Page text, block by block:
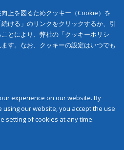
上を図るためクッキー（Cookie）を
ける」のリンクをクリックするか、引
とにより、弊社の「クッキーポリシ
す。なお、クッキーの設定はいつでも
experience on our website. By
our website, you accept the use
setting of cookies at any time.